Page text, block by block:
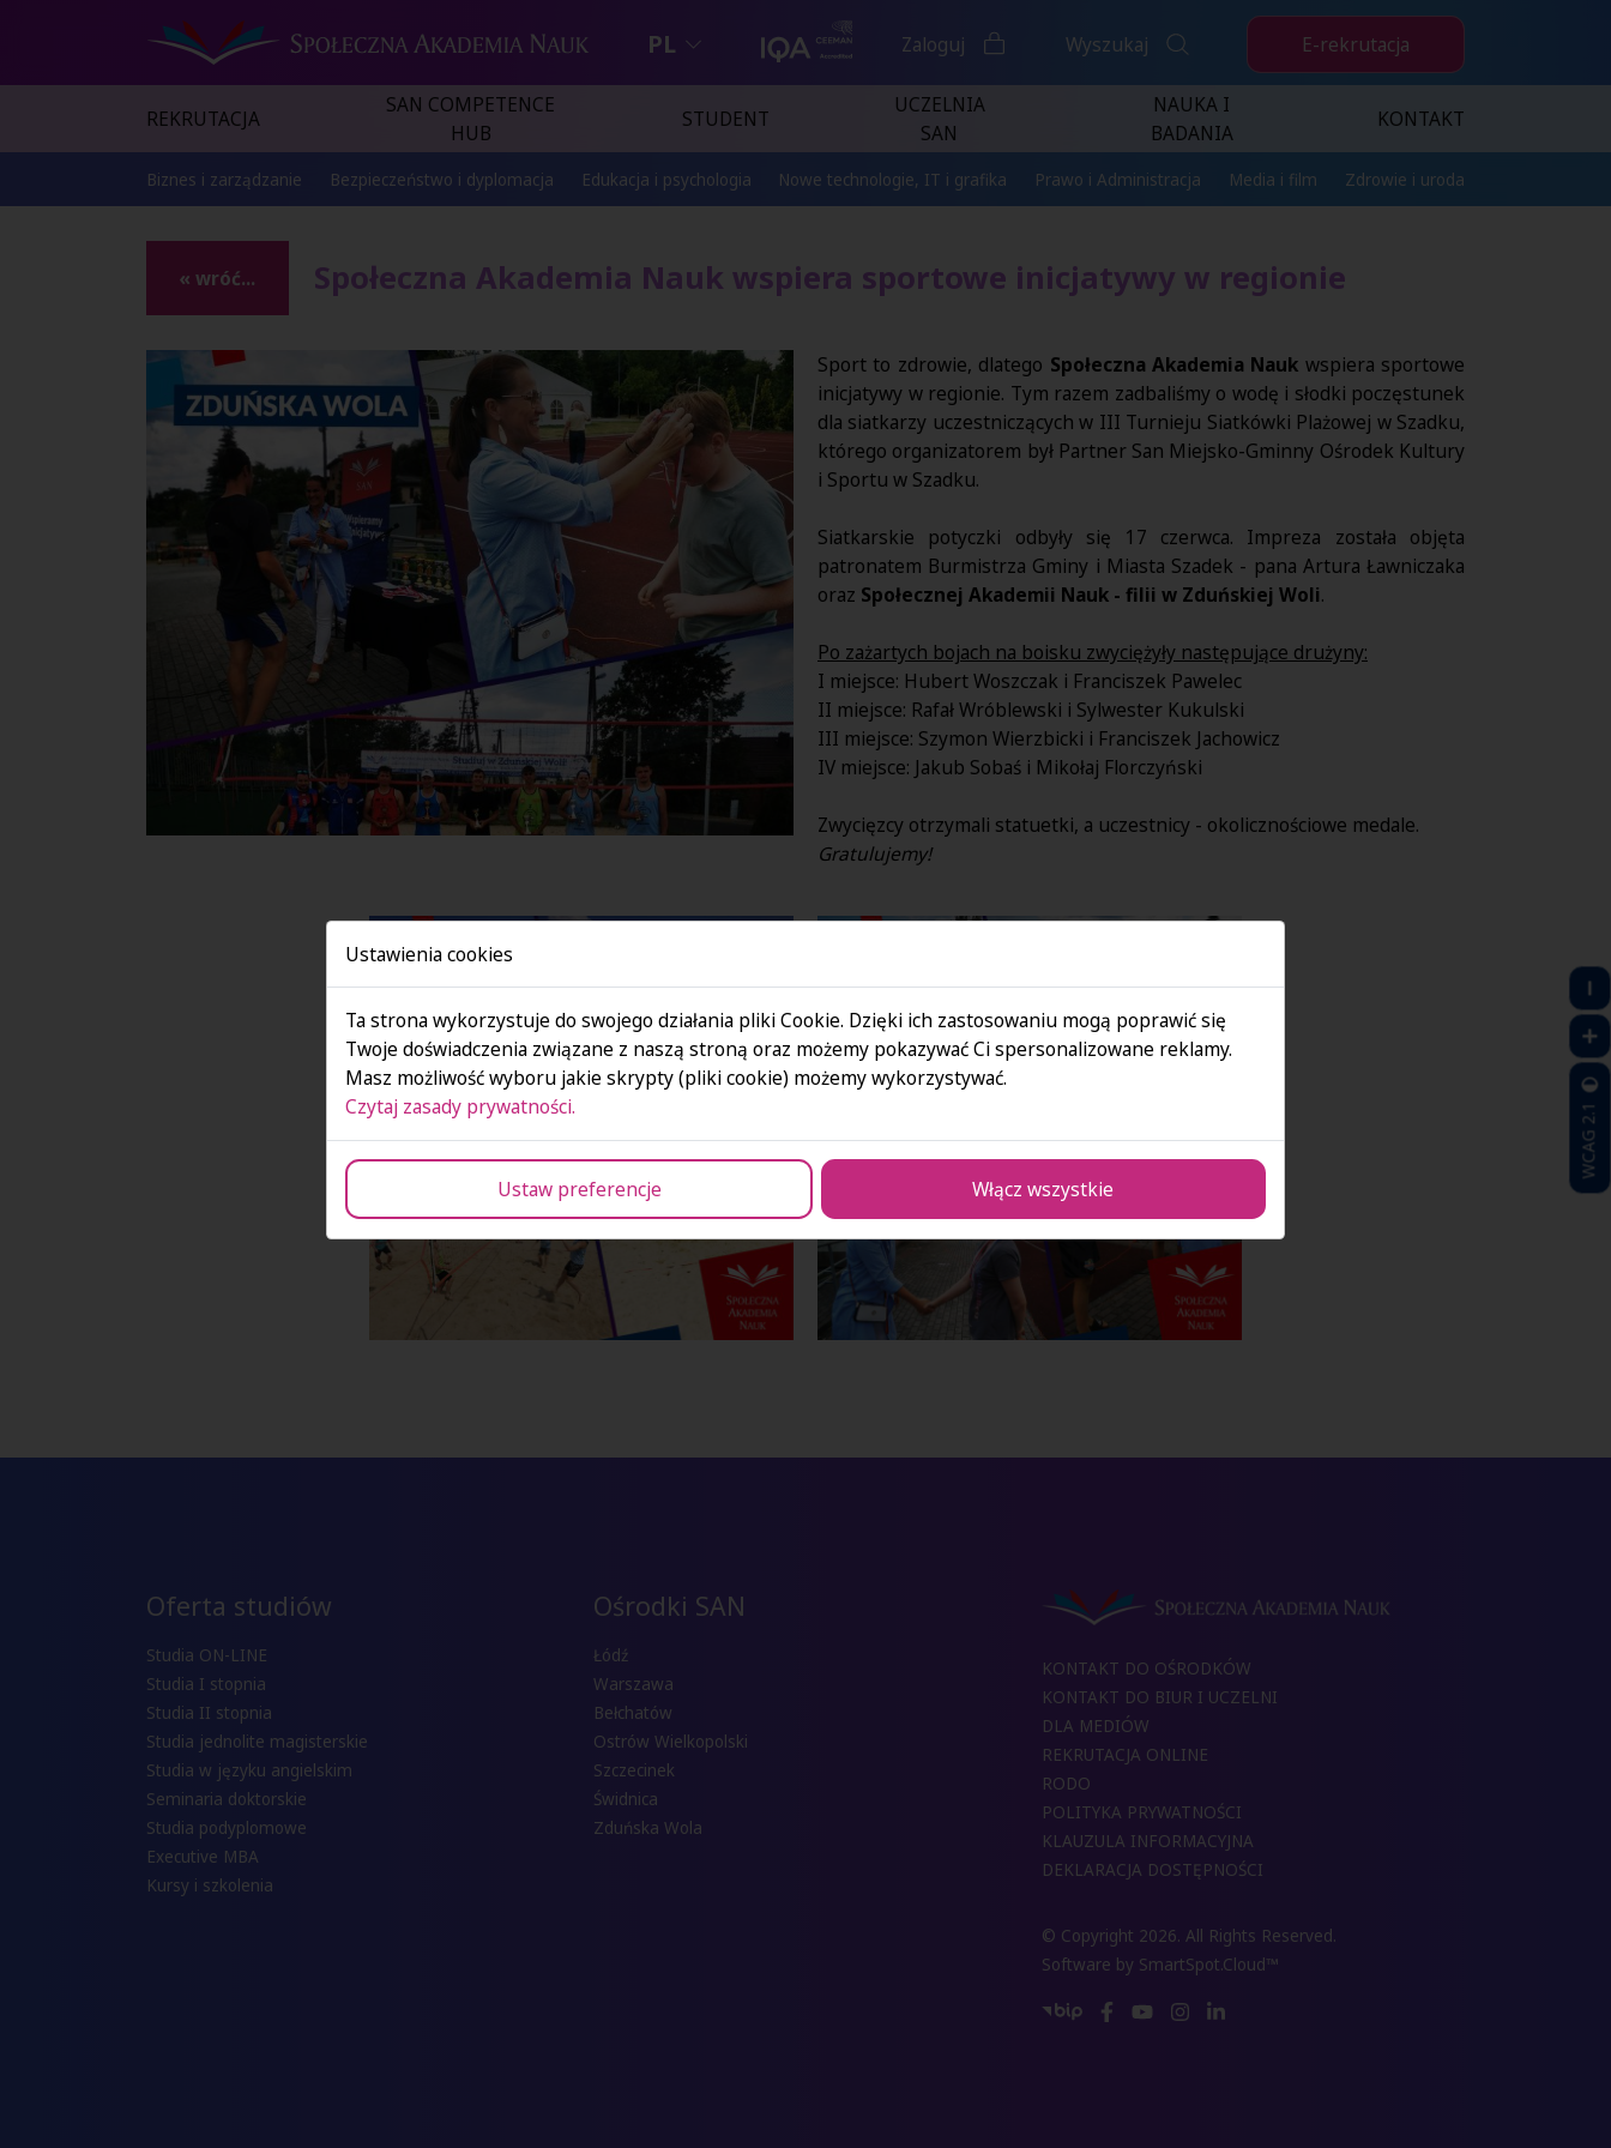
PL Zaloguj Wyszukaj E-rekrutacja
REKRUTACJA
SAN COMPETENCE
HUB
STUDENT
UCZELNIA
SAN
NAUKA I
BADANIA
KONTAKT
Biznes i zarządzanie Bezpieczeństwo i dyplomacja Edukacja i psychologia Nowe technologie, IT i grafika Prawo i Administracja Media i film Zdrowie i uroda
« wróć... Społeczna Akademia Nauk wspiera sportowe inicjatywy w regionie
Sport to zdrowie, dlatego Społeczna Akademia Nauk wspiera sportowe
inicjatywy w regionie. Tym razem zadbaliśmy o wodę i słodki poczęstunek
dla siatkarzy uczestniczących w III Turnieju Siatkówki Plażowej w Szadku,
którego organizatorem był Partner San Miejsko-Gminny Ośrodek Kultury
i Sportu w Szadku.
Siatkarskie potyczki odbyły się 17 czerwca. Impreza została objęta
patronatem Burmistrza Gminy i Miasta Szadek - pana Artura Ławniczaka
oraz Społecznej Akademii Nauk - filii w Zduńskiej Woli.
Po zażartych bojach na boisku zwyciężyły następujące drużyny:
I miejsce: Hubert Woszczak i Franciszek Pawelec
II miejsce: Rafał Wróblewski i Sylwester Kukulski
III miejsce: Szymon Wierzbicki i Franciszek Jachowicz
IV miejsce: Jakub Sobaś i Mikołaj Florczyński
Zwycięzcy otrzymali statuetki, a uczestnicy - okolicznościowe medale.
Gratulujemy!
Oferta studiów
Studia ON-LINE
Studia I stopnia
Studia II stopnia
Studia jednolite magisterskie
Studia w języku angielskim
Seminaria doktorskie
Studia podyplomowe
Executive MBA
Kursy i szkolenia
Ośrodki SAN
Łódź
Warszawa
Bełchatów
Ostrów Wielkopolski
Szczecinek
Świdnica
Zduńska Wola
KONTAKT DO OŚRODKÓW
KONTAKT DO BIUR I UCZELNI
DLA MEDIÓW
REKRUTACJA ONLINE
RODO
POLITYKA PRYWATNOŚCI
KLAUZULA INFORMACYJNA
DEKLARACJA DOSTĘPNOŚCI
© Copyright 2026. All Rights Reserved.
Software by SmartSpot.Cloud™
WCAG 2.1
Ustawienia cookies
Ta strona wykorzystuje do swojego działania pliki Cookie. Dzięki ich zastosowaniu mogą poprawić się
Twoje doświadczenia związane z naszą stroną oraz możemy pokazywać Ci spersonalizowane reklamy.
Masz możliwość wyboru jakie skrypty (pliki cookie) możemy wykorzystywać.
Czytaj zasady prywatności.
Ustaw preferencje Włącz wszystkie